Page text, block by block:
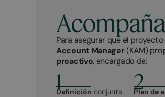
Para asegurar que el
Account Manager (KAM)
proactivo, encargado de:
1
Definición conjunta
2
Plan de